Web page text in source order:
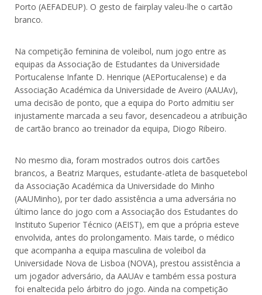
Porto (AEFADEUP). O gesto de fairplay valeu-lhe o cartão
branco.
Na competição feminina de voleibol, num jogo entre as
equipas da Associação de Estudantes da Universidade
Portucalense Infante D. Henrique (AEPortucalense) e da
Associação Académica da Universidade de Aveiro (AAUAv),
uma decisão de ponto, que a equipa do Porto admitiu ser
injustamente marcada a seu favor, desencadeou a atribuição
de cartão branco ao treinador da equipa, Diogo Ribeiro.
No mesmo dia, foram mostrados outros dois cartões
brancos, a Beatriz Marques, estudante-atleta de basquetebol
da Associação Académica da Universidade do Minho
(AAUMinho), por ter dado assistência a uma adversária no
último lance do jogo com a Associação dos Estudantes do
Instituto Superior Técnico (AEIST), em que a própria esteve
envolvida, antes do prolongamento. Mais tarde, o médico
que acompanha a equipa masculina de voleibol da
Universidade Nova de Lisboa (NOVA), prestou assistência a
um jogador adversário, da AAUAv e também essa postura
foi enaltecida pelo árbitro do jogo. Ainda na competição